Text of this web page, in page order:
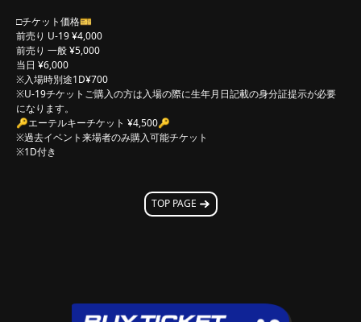
□チケット価格🎫
前売り U-19 ¥4,000
前売り 一般 ¥5,000
当日 ¥6,000
※入場時別途1D¥700
※U-19チケットご購入の方は入場の際に生年月日記載の身分証提示が必要
になります。
🔑エーテルキーチケット ¥4,500🔑
※過去イベント来場者のみ購入可能チケット
※1D付き
TOP PAGE